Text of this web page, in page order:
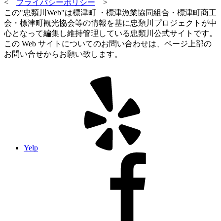
< プライバシーポリシー >
この"忠類川Web"は標津町 ・標津漁業協同組合・標津町商工
会・標津町観光協会等の情報を基に忠類川プロジェクトが中
心となって編集し維持管理している忠類川公式サイトです。
この Web サイトについてのお問い合わせは、ページ上部の
お問い合せからお願い致します。
Yelp